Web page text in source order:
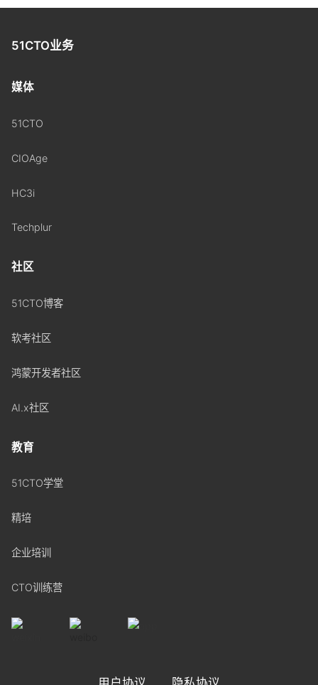
51CTO业务
媒体
51CTO
CIOAge
HC3i
Techplur
社区
51CTO博客
软考社区
鸿蒙开发者社区
AI.x社区
教育
51CTO学堂
精培
企业培训
CTO训练营